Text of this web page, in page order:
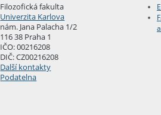
Filozofická fakulta
Univerzita Karlova
nám. Jana Palacha 1/2
116 38 Praha 1
IČO: 00216208
DIČ: CZ00216208
Další kontakty
Podatelna